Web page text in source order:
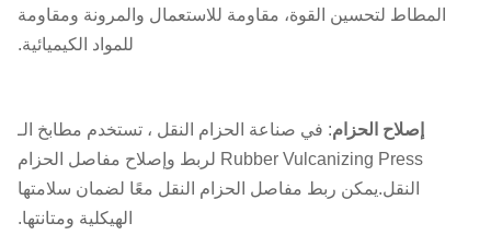
المطاط لتحسين القوة، مقاومة للاستعمال والمرونة ومقاومة
للمواد الكيميائية.
إصلاح الحزام: في صناعة الحزام النقل ، تستخدم مطابخ الـ
Rubber Vulcanizing Press لربط وإصلاح مفاصل الحزام
النقل.يمكن ربط مفاصل الحزام النقل معًا لضمان سلامتها
الهيكلية ومتانتها.